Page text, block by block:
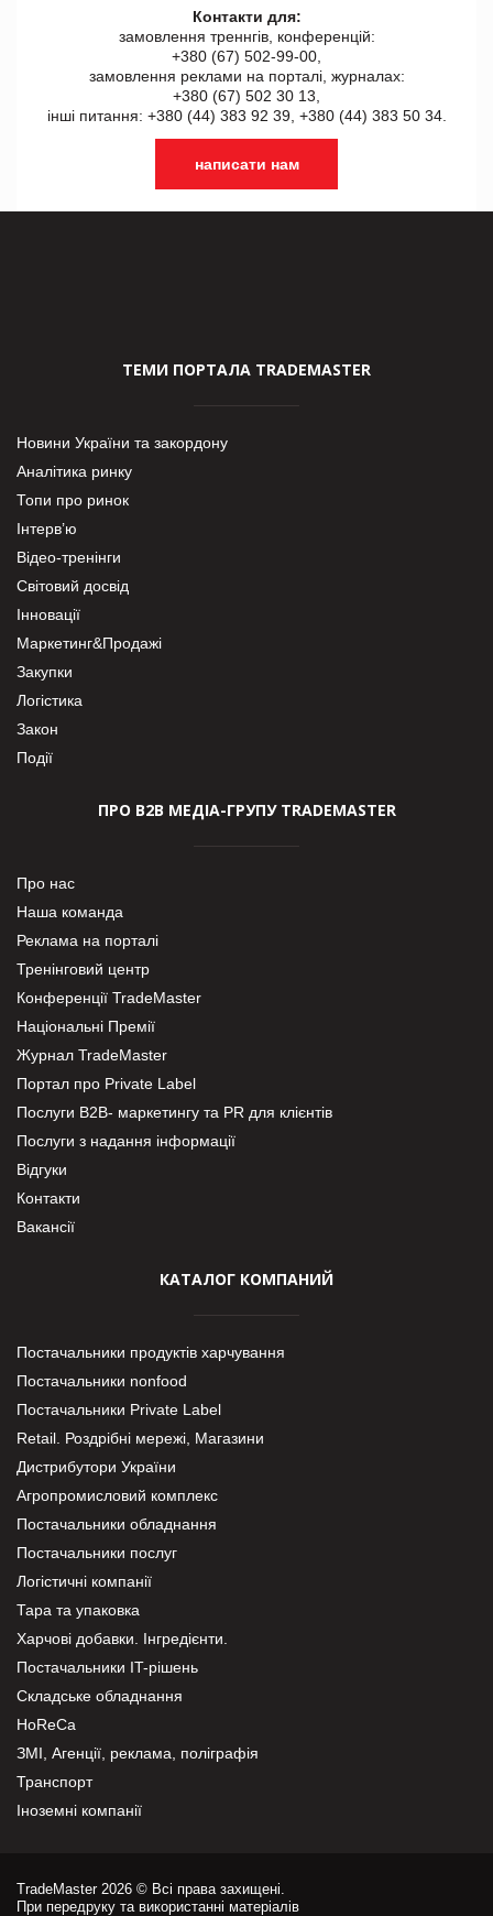
Контакти для:
замовлення треннгів, конференцій:
+380 (67) 502-99-00,
замовлення реклами на порталі, журналах:
+380 (67) 502 30 13,
інші питання: +380 (44) 383 92 39, +380 (44) 383 50 34.
написати нам
ТЕМИ ПОРТАЛА TRADEMASTER
Новини України та закордону
Аналітика ринку
Топи про ринок
Інтерв’ю
Відео-тренінги
Світовий досвід
Інновації
Маркетинг&Продажі
Закупки
Логістика
Закон
Події
ПРО В2В МЕДІА-ГРУПУ TRADEMASTER
Про нас
Наша команда
Реклама на порталі
Тренінговий центр
Конференції TradeMaster
Національні Премії
Журнал TradeMaster
Портал про Private Label
Послуги В2В- маркетингу та PR для клієнтів
Послуги з надання інформації
Відгуки
Контакти
Вакансії
КАТАЛОГ КОМПАНИЙ
Постачальники продуктів харчування
Постачальники nonfood
Постачальники Private Label
Retail. Роздрібні мережі, Магазини
Дистрибутори України
Агропромисловий комплекс
Постачальники обладнання
Постачальники послуг
Логістичні компанії
Тара та упаковка
Харчові добавки. Інгредієнти.
Постачальники IT-рішень
Складське обладнання
HoReCa
ЗМІ, Агенції, реклама, поліграфія
Транспорт
Іноземні компанії
TradeMaster 2026 © Всі права захищені.
При передруку та використанні матеріалів